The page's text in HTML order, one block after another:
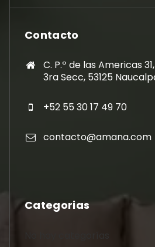
Contacto
C. P.º de las Americas
3ra Secc, 53125
+52 55 30 17 49 70
contacto@amana.com
Categorias